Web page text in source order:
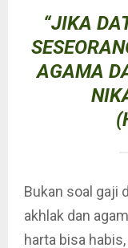
“JIKA
AGAMA
Bukan soal gaji
akhlak dan
harta bisa